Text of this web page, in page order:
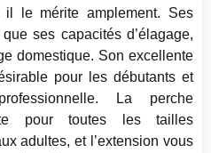
le mérite amplement. Ses
ses capacités d’élagage,
domestique. Son excellente
pour les débutants et
La perche
pour toutes les tailles
adultes, et l’extension vous